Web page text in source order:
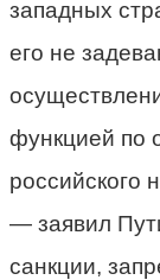
западных
его не
функцией по
российского
— заявил
санкции,